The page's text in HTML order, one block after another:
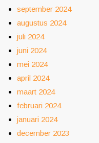
september 2024
augustus 2024
juli 2024
juni 2024
mei 2024
april 2024
maart 2024
februari 2024
januari 2024
december 2023